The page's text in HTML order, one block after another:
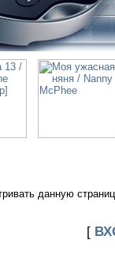
данную
[